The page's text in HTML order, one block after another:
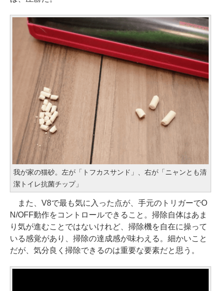
我が家の猫砂。左が「トフカスサンド」、右が「ニャンとも清
潔トイレ抗菌チップ」
また、V8で最も気に入った点が、手元のトリガーでO
N/OFF動作をコントロールできること。掃除自体はあま
り気が進むことではないけれど、掃除機を自在に操って
いる感覚があり、掃除の達成感が味わえる。細かいこと
だが、気分良く掃除できるのは重要な要素だと思う。